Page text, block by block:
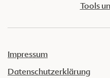
Tools
Impressum
Datenschutzerklärung